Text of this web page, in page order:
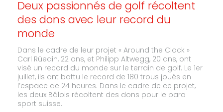
Deux passionnés de golf récoltent
des dons avec leur record du
monde
Dans le cadre de leur projet « Around the Clock »
Carl Rüedin, 22 ans, et Philipp Altwegg, 20 ans, ont
visé un record du monde sur le terrain de golf. Le 1er
juillet, ils ont battu le record de 180 trous joués en
l’espace de 24 heures. Dans le cadre de ce projet,
les deux Bâlois récoltent des dons pour le para
sport suisse.